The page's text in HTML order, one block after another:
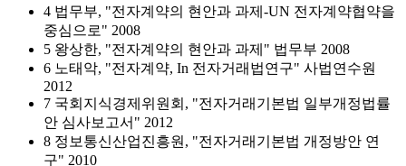
4 법무부, "전자계약의 현안과 과제-UN 전자계약협약을
중심으로" 2008
5 왕상한, "전자계약의 현안과 과제" 법무부 2008
6 노태악, "전자계약, In 전자거래법연구" 사법연수원
2012
7 국회지식경제위원회, "전자거래기본법 일부개정법률
안 심사보고서" 2012
8 정보통신산업진흥원, "전자거래기본법 개정방안 연
구" 2010